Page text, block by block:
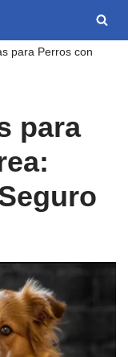
para Perros con
para